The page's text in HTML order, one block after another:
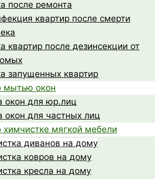
после ремонта
квартир после смерти
квартир после дезинсекции от
запущенных квартир
мытью окон
окон для юр.лиц
окон для частных лиц
химчистке мягкой мебели
диванов на дому
ковров на дому
кресла на дому